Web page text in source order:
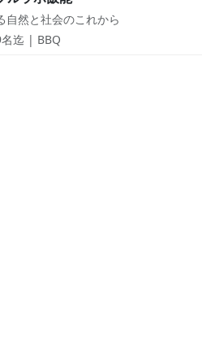
自然と社会のこれから
迄 | BBQ